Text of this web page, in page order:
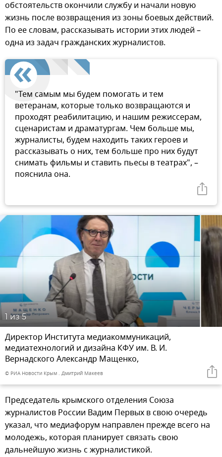
обстоятельств окончили службу и начали новую
жизнь после возвращения из зоны боевых действий.
По ее словам, рассказывать истории этих людей –
одна из задач гражданских журналистов.
"Тем самым мы будем помогать и тем
ветеранам, которые только возвращаются и
проходят реабилитацию, и нашим режиссерам,
сценаристам и драматургам. Чем больше мы,
журналисты, будем находить таких героев и
рассказывать о них, тем больше про них будут
снимать фильмы и ставить пьесы в театрах", –
пояснила она.
1 из 5
Директор Института медиакоммуникаций,
медиатехнологий и дизайна КФУ им. В. И.
Вернадского Александр Мащенко,
© РИА Новости Крым . Дмитрий Макеев
Председатель крымского отделения Союза
журналистов России Вадим Первых в свою очередь
указал, что медиафорум направлен прежде всего на
молодежь, которая планирует связать свою
дальнейшую жизнь с журналистикой.